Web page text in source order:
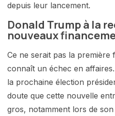
depuis leur lancement.
Donald Trump à la
nouveaux
Ce ne serait pas la première
connaît un échec en
la prochaine élection
doute que cette nouvelle
gros, notamment lors de